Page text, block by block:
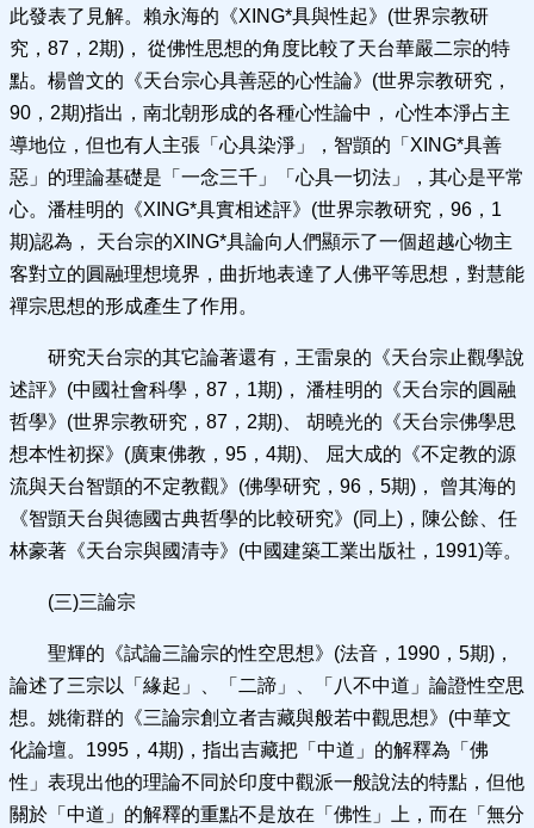
此發表了見解。賴永海的《XING*具與性起》(世界宗教研
究，87，2期)， 從佛性思想的角度比較了天台華嚴二宗的特
點。楊曾文的《天台宗心具善惡的心性論》(世界宗教研究，
90，2期)指出，南北朝形成的各種心性論中， 心性本淨占主
導地位，但也有人主張「心具染淨」，智顗的「XING*具善
惡」的理論基礎是「一念三千」「心具一切法」，其心是平常
心。潘桂明的《XING*具實相述評》(世界宗教研究，96，1
期)認為， 天台宗的XING*具論向人們顯示了一個超越心物主
客對立的圓融理想境界，曲折地表達了人佛平等思想，對慧能
禪宗思想的形成產生了作用。
研究天台宗的其它論著還有，王雷泉的《天台宗止觀學說
述評》(中國社會科學，87，1期)， 潘桂明的《天台宗的圓融
哲學》(世界宗教研究，87，2期)、 胡曉光的《天台宗佛學思
想本性初探》(廣東佛教，95，4期)、 屈大成的《不定教的源
流與天台智顗的不定教觀》(佛學研究，96，5期)， 曾其海的
《智顗天台與德國古典哲學的比較研究》(同上)，陳公餘、任
林豪著《天台宗與國清寺》(中國建築工業出版社，1991)等。
(三)三論宗
聖輝的《試論三論宗的性空思想》(法音，1990，5期)，
論述了三宗以「緣起」、「二諦」、「八不中道」論證性空思
想。姚衛群的《三論宗創立者吉藏與般若中觀思想》(中華文
化論壇。1995，4期)，指出吉藏把「中道」的解釋為「佛
性」表現出他的理論不同於印度中觀派一般說法的特點，但他
關於「中道」的解釋的重點不是放在「佛性」上，而在「無分